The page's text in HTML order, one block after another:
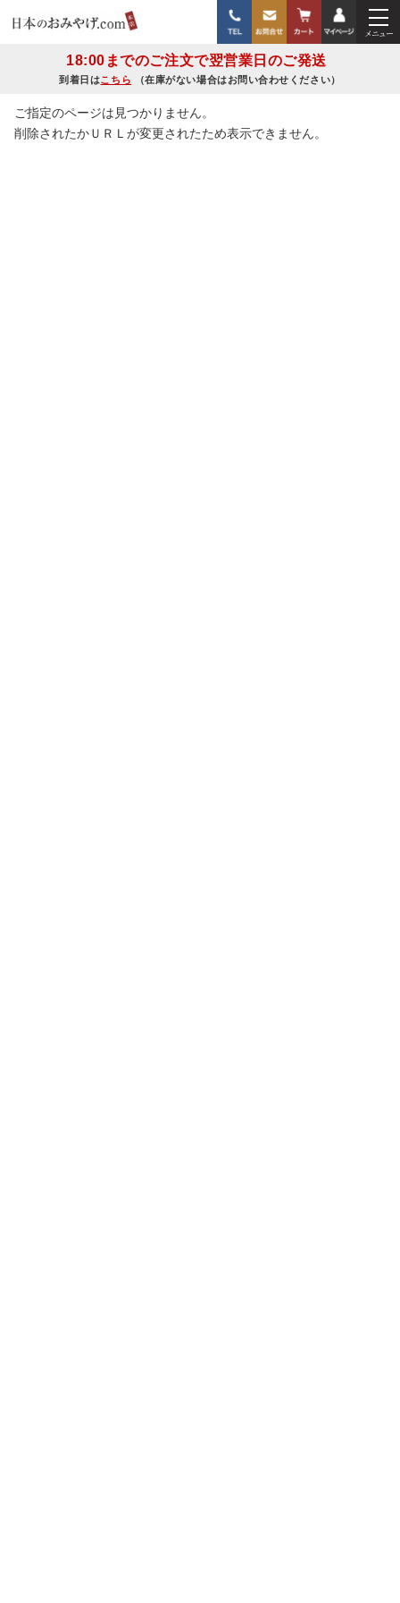
18:00までのご注文で翌営業日のご発送
到着日はこちら （在庫がない場合はお問い合わせください）
ご指定のページは見つかりません。
削除されたかＵＲＬが変更されたため表示できません。